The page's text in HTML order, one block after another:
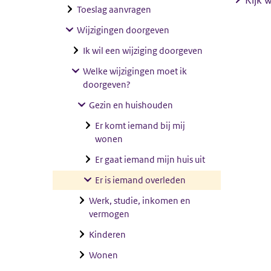
Toeslag aanvragen
Wijzigingen doorgeven
Ik wil een wijziging doorgeven
Welke wijzigingen moet ik
doorgeven?
Gezin en huishouden
Er komt iemand bij mij
wonen
Er gaat iemand mijn huis uit
Er is iemand overleden
Werk, studie, inkomen en
vermogen
Kinderen
Wonen